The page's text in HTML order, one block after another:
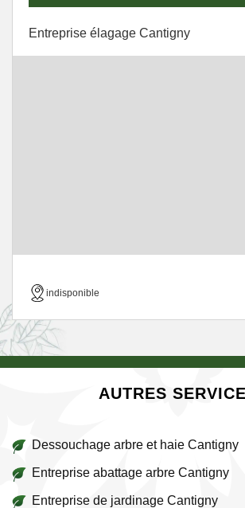
Entreprise élagage Cantigny
indisponible
AUTRES
Dessouchage arbre et haie Cantigny
Entreprise abattage arbre Cantigny
Entreprise de jardinage Cantigny